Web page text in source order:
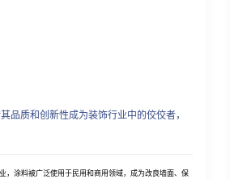
品质和创新性成为装饰行业中的佼佼者，
，涂料被广泛使用于民用和商用领域，成为改良墙面、保